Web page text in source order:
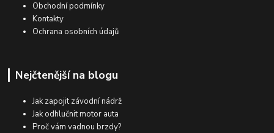
Obchodní podmínky
Kontakty
Ochrana osobních údajů
Nejčtenější na blogu
Jak zapojit závodní nádrž
Jak odhlučnit motor auta
Proč vám vadnou brzdy?